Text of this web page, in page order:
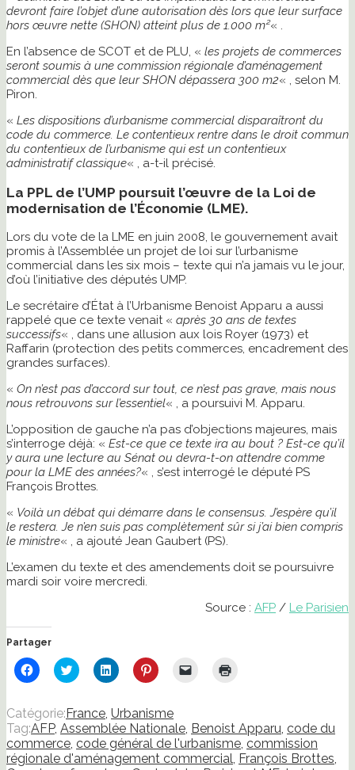
devront faire l’objet d’une autorisation dès lors que leur surface
hors œuvre nette (SHON) atteint plus de 1.000 m²« .
En l’absence de SCOT et de PLU, « les projets de commerces
seront soumis à une commission régionale d’aménagement
commercial dès que leur SHON dépassera 300 m2« , selon M.
Piron.
« Les dispositions d’urbanisme commercial disparaîtront du
code du commerce. Le contentieux rentre dans le droit commun
du contentieux de l’urbanisme qui est un contentieux
administratif classique« , a-t-il précisé.
La PPL de l’UMP poursuit l’œuvre de la Loi de
modernisation de l’Économie (LME).
Lors du vote de la LME en juin 2008, le gouvernement avait
promis à l’Assemblée un projet de loi sur l’urbanisme
commercial dans les six mois – texte qui n’a jamais vu le jour,
d’où l’initiative des députés UMP.
Le secrétaire d’État à l’Urbanisme Benoist Apparu a aussi
rappelé que ce texte venait « après 30 ans de textes
successifs« , dans une allusion aux lois Royer (1973) et
Raffarin (protection des petits commerces, encadrement des
grandes surfaces).
« On n’est pas d’accord sur tout, ce n’est pas grave, mais nous
nous retrouvons sur l’essentiel« , a poursuivi M. Apparu.
L’opposition de gauche n’a pas d’objections majeures, mais
s’interroge déjà: « Est-ce que ce texte ira au bout ? Est-ce qu’il
y aura une lecture au Sénat ou devra-t-on attendre comme
pour la LME des années?« , s’est interrogé le député PS
François Brottes.
« Voilà un débat qui démarre dans le consensus. J’espère qu’il
le restera. Je n’en suis pas complètement sûr si j’ai bien compris
le ministre« , a ajouté Jean Gaubert (PS).
L’examen du texte et des amendements doit se poursuivre
mardi soir voire mercredi.
Source : AFP / Le Parisien
Partager
Cliquez
pour
Facebook(ouvre
dans
une
nouvelle
fenêtre)
Cliquez
pour
Twitter(ouvre
dans
une
nouvelle
fenêtre)
Cliquez
pour
LinkedIn(ouvre
dans
une
nouvelle
fenêtre)
Cliquez
pour
Pinterest(ouvre
dans
une
nouvelle
fenêtre)
Cliquer
e-
mail
à
un
fenêtre)
Catégorie: France, Urbanisme
Tag:AFP, Assemblée Nationale, Benoist Apparu, code du
commerce, code général de l'urbanisme, commission
régionale d'aménagement commercial, François Brottes,